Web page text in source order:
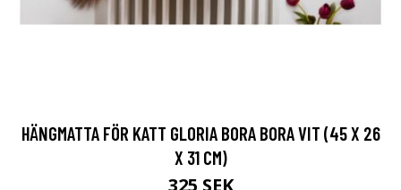
HÄNGMATTA FÖR KATT GLORIA BORA BORA VIT (45 X 26
X 31 CM)